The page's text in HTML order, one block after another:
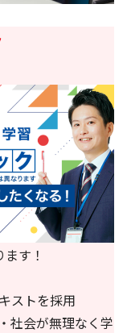
す！
ストを採用
社会が無理なく学